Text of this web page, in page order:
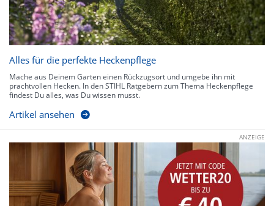
Alles für die perfekte Heckenpflege
Mache aus Deinem Garten einen Rückzugsort und umgebe ihn mit
prachtvollen Hecken. In den STIHL Ratgebern zum Thema Heckenpflege
findest Du alles, was Du wissen musst.
Artikel ansehen
ANZEIGE